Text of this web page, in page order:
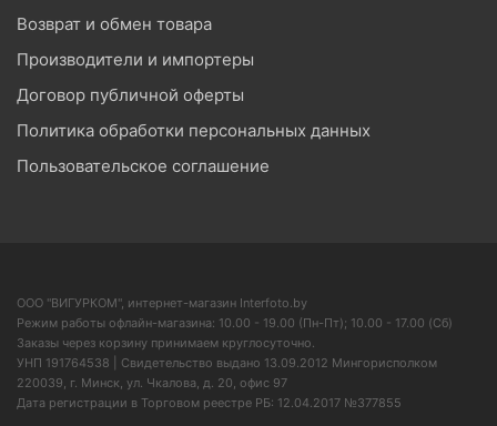
Возврат и обмен товара
Производители и импортеры
Договор публичной оферты
Политика обработки персональных данных
Пользовательское соглашение
ООО "ВИГУРКОМ", интернет-магазин Interfoto.by
Режим работы офлайн-магазина: 10.00 - 19.00 (Пн-Пт); 10.00 - 17.00 (Сб)
Заказы через корзину принимаем круглосуточно.
УНП 191764538 | Свидетельство выдано 13.09.2012 Мингорисполком
220039, г. Минск, ул. Чкалова, д. 20, офис 97
Дата регистрации в Торговом реестре РБ: 12.04.2017 №377855